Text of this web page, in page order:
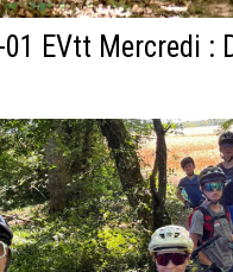
EVtt Mercredi :